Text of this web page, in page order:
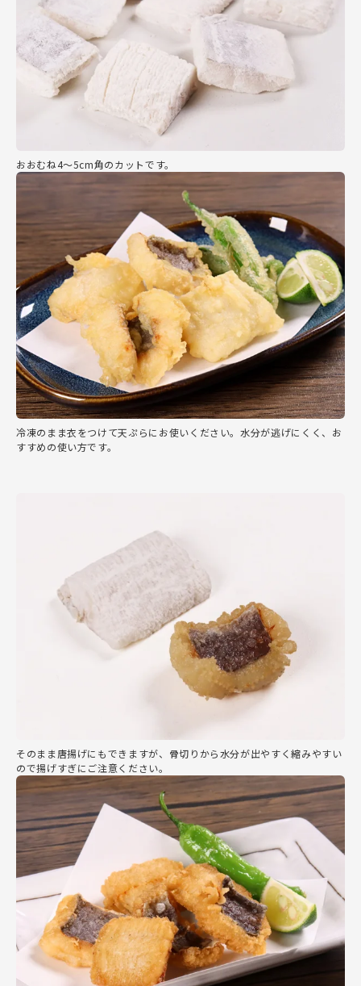
おおむね4～5cm角のカットです。
冷凍のまま衣をつけて天ぷらにお使いください。水分が逃げにくく、お
すすめの使い方です。
そのまま唐揚げにもできますが、骨切りから水分が出やすく縮みやすい
ので揚げすぎにご注意ください。